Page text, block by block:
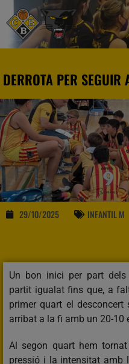
DERROTA PER SEGUIR
29/10/2025 INFANTIL M
Un bon inici per part
partit igualat fins que, a
primer quart el desconcert
arribat a la fi amb un 20-10
Al segon quart hem
pressió i la intensitat amb